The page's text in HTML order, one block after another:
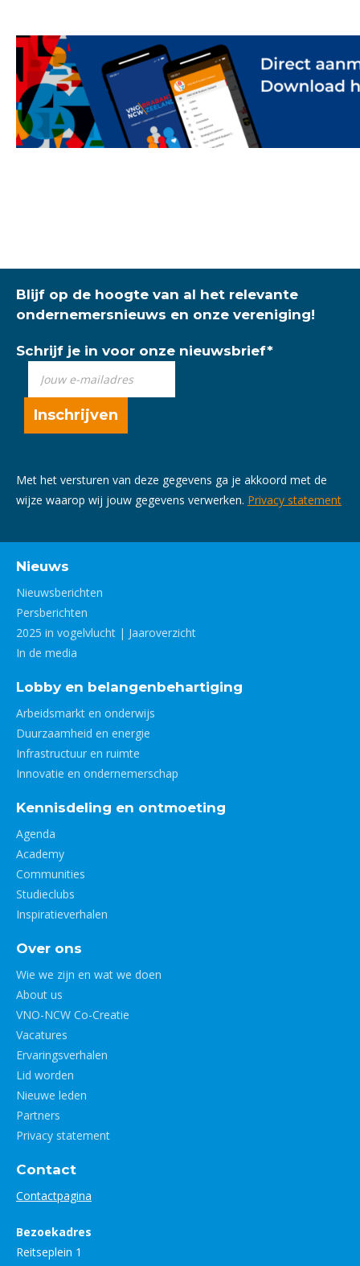
Blijf op de hoogte van al het relevante
ondernemersnieuws en onze vereniging!
Schrijf je in voor onze nieuwsbrief*
Met het versturen van deze gegevens ga je akkoord met de
wijze waarop wij jouw gegevens verwerken. Privacy statement
Nieuws
Nieuwsberichten
Persberichten
2025 in vogelvlucht | Jaaroverzicht
In de media
Lobby en belangenbehartiging
Arbeidsmarkt en onderwijs
Duurzaamheid en energie
Infrastructuur en ruimte
Innovatie en ondernemerschap
Kennisdeling en ontmoeting
Agenda
Academy
Communities
Studieclubs
Inspiratieverhalen
Over ons
Wie we zijn en wat we doen
About us
VNO-NCW Co-Creatie
Vacatures
Ervaringsverhalen
Lid worden
Nieuwe leden
Partners
Privacy statement
Contact
Contactpagina
Bezoekadres
Reitseplein 1